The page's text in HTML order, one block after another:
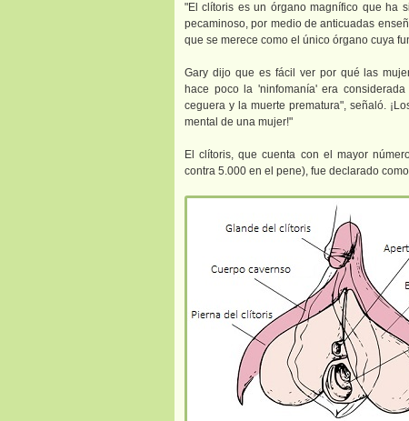
"El clítoris es un órgano magnífico que ha
pecaminoso, por medio de anticuadas
que se merece como el único órgano cuya
Gary dijo que es fácil ver por qué las
hace poco la 'ninfomanía' era
ceguera y la muerte prematura", señaló.
mental de una mujer!"
El clítoris, que cuenta con el mayor
contra 5.000 en el pene), fue declarado